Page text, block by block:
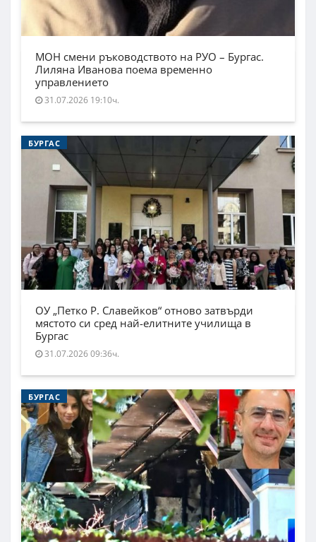
МОН смени ръководството на РУО – Бургас.
Лиляна Иванова поема временно
управлението
31.07.2026 19:10ч.
БУРГАС
ОУ „Петко Р. Славейков“ отново затвърди
мястото си сред най-елитните училища в
Бургас
31.07.2026 09:36ч.
БУРГАС